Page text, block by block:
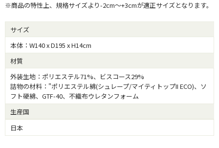
※商品の特性上、規格サイズより-2cm～+3cmが適正サイズとなります。
サイズ
本体：W140 x D195 x H14cm
材質
外装生地：ポリエステル71%、ビスコース29%
詰物の材料："ポリエステル綿(シュレープ/マイティトップII ECO)、ソ
フト硬綿、GTF-40、不織布ウレタンフォーム
生産国
日本